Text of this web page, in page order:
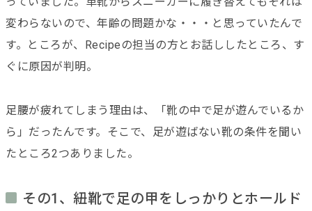
変わらないので、年齢の問題かな・・・と思っていたんで
す。ところが、Recipeの担当の方とお話ししたところ、す
ぐに原因が判明。
足腰が疲れてしまう理由は、「靴の中で足が遊んでいるか
ら」だったんです。そこで、足が遊ばない靴の条件を聞い
たところ2つありました。
その1、紐靴で足の甲をしっかりとホールド